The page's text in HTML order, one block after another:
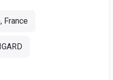
France